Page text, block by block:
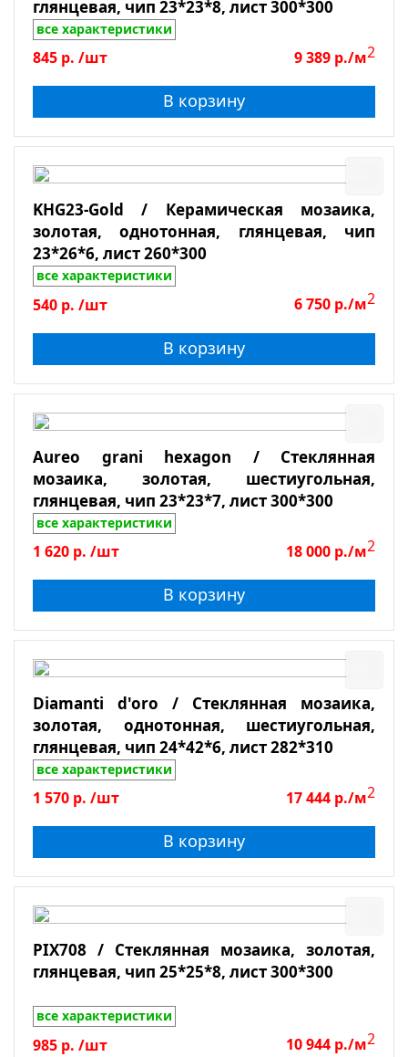
Emperador Dark
Dolomiti Bianco
Глянцевая
Противоскользящая
Толщина
Сбросить фильтр
глянцевая, чип 23*23*8, лист 300*300
все характеристики
845 р. /шт 9 389 р./м2
В корзину
KHG23-Gold / Керамическая мозаика,
золотая, однотонная, глянцевая, чип
23*26*6, лист 260*300
все характеристики
540 р. /шт 6 750 р./м2
В корзину
Aureo grani hexagon / Стеклянная
мозаика, золотая, шестиугольная,
глянцевая, чип 23*23*7, лист 300*300
все характеристики
1 620 р. /шт 18 000 р./м2
В корзину
Diamanti d'oro / Стеклянная мозаика,
золотая, однотонная, шестиугольная,
глянцевая, чип 24*42*6, лист 282*310
все характеристики
1 570 р. /шт 17 444 р./м2
В корзину
PIX708 / Стеклянная мозаика, золотая,
глянцевая, чип 25*25*8, лист 300*300
все характеристики
985 р. /шт 10 944 р./м2